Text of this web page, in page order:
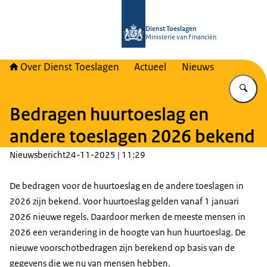
Dienst Toeslagen
Ministerie van Financiën
Over Dienst Toeslagen Actueel Nieuws
Bedragen huurtoeslag en
andere toeslagen 2026 bekend
Nieuwsbericht24-11-2025 | 11:29
De bedragen voor de huurtoeslag en de andere toeslagen in
2026 zijn bekend. Voor huurtoeslag gelden vanaf 1 januari
2026 nieuwe regels. Daardoor merken de meeste mensen in
2026 een verandering in de hoogte van hun huurtoeslag. De
nieuwe voorschotbedragen zijn berekend op basis van de
gegevens die we nu van mensen hebben.